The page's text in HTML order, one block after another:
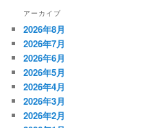
アーカイブ
2026年8月
2026年7月
2026年6月
2026年5月
2026年4月
2026年3月
2026年2月